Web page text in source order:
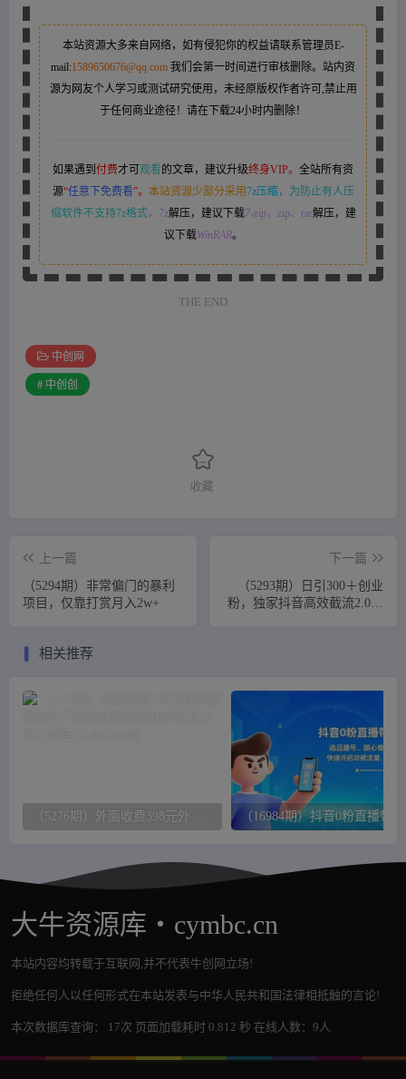
本站资源大多来自网络，如有侵犯你的权益请联系管理员E-
mail:1589650676@qq.com 我们会第一时间进行审核删除。站内资
源为网友个人学习或测试研究使用，未经原版权作者许可,禁止用
于任何商业途径！请在下载24小时内删除！
如果遇到 付费才可 观看 的文章，建议升级终身VIP。 全站所有资
源“任意下免费看”。 本站资源少部分采用7z压缩，
为防止有人压
缩软件不支持7z格式，7z解压，建议下载7-zip，zip、rar解压，建
议下载WinRAR。
THE END
中创网
# 中创创
收藏
上一篇
（5294期）非常偏门的暴利
项目，仅靠打赏月入2w+
下一篇
（5293期）日引300＋创业
粉，独家抖音高效截流2.0玩
相关推荐
大牛资源库・cymbc.cn
本站内容均转载于互联网,并不代表牛创网立场!
拒绝任何人以任何形式在本站发表与中华人民共和国法律相抵触的言论!
本次数据库查询： 17次 页面加载耗时 0.812 秒 在线人数：9人